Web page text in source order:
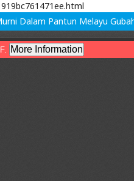
Dalam Pantun Melayu